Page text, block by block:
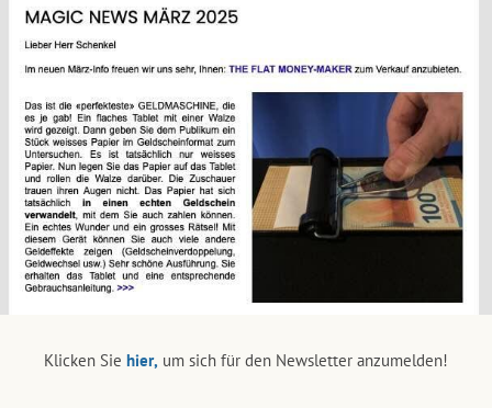
Klicken Sie hier, um sich für den Newsletter anzumelden!